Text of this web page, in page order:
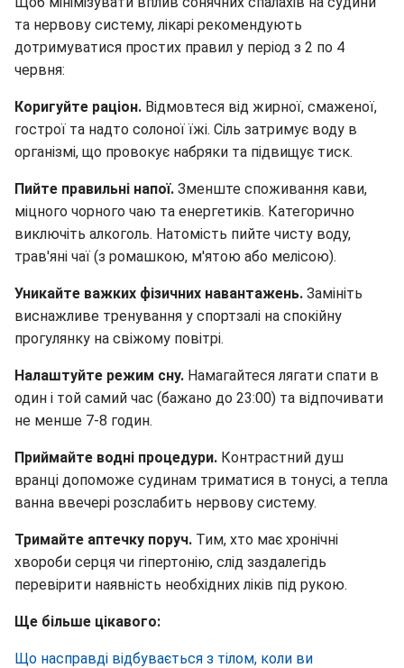
та нервову систему, лікарі рекомендують
дотримуватися простих правил у період з 2 по 4
червня:
Коригуйте раціон. Відмовтеся від жирної, смаженої,
гострої та надто солоної їжі. Сіль затримує воду в
організмі, що провокує набряки та підвищує тиск.
Пийте правильні напої. Зменште споживання кави,
міцного чорного чаю та енергетиків. Категорично
виключіть алкоголь. Натомість пийте чисту воду,
трав'яні чаї (з ромашкою, м'ятою або мелісою).
Уникайте важких фізичних навантажень. Замініть
виснажливе тренування у спортзалі на спокійну
прогулянку на свіжому повітрі.
Налаштуйте режим сну. Намагайтеся лягати спати в
один і той самий час (бажано до 23:00) та відпочивати
не менше 7-8 годин.
Приймайте водні процедури. Контрастний душ
вранці допоможе судинам триматися в тонусі, а тепла
ванна ввечері розслабить нервову систему.
Тримайте аптечку поруч. Тим, хто має хронічні
хвороби серця чи гіпертонію, слід заздалегідь
перевірити наявність необхідних ліків під рукою.
Ще більше цікавого:
Що насправді відбувається з тілом, коли ви